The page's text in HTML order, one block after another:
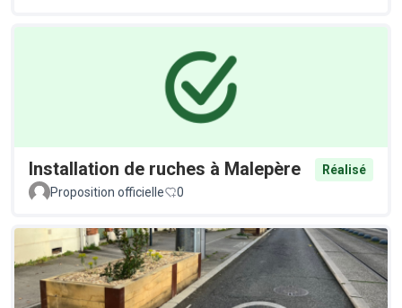
Installation de ruches à Malepère
Réalisé
Proposition officielle
0